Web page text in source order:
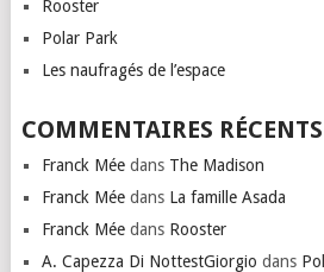
Rooster
Polar Park
Les naufragés de l’espace
COMMENTAIRES RÉCENTS
Franck Méedans The Madison
Franck Méedans La famille Asada
Franck Méedans Rooster
A. Capezza Di NottestGiorgio dans